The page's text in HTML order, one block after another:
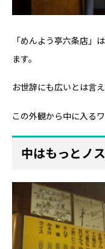
「めんよう亭六条店」
ます。
お世辞にも広いとは言
この外観から中に入る
中はもっとノ